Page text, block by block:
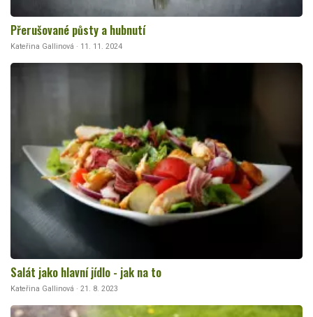
Přerušované půsty a hubnutí
Kateřina Gallinová · 11. 11. 2024
Salát jako hlavní jídlo - jak na to
Kateřina Gallinová · 21. 8. 2023